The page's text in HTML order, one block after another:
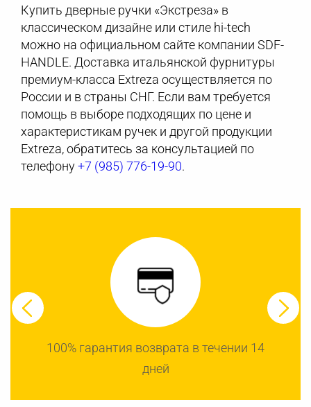
Купить дверные ручки «Экстреза» в
классическом дизайне или стиле hi-tech
можно на официальном сайте компании SDF-
HANDLE. Доставка итальянской фурнитуры
премиум-класса Extreza осуществляется по
России и в страны СНГ. Если вам требуется
помощь в выборе подходящих по цене и
характеристикам ручек и другой продукции
Extreza, обратитесь за консультацией по
телефону+7 (985) 776-19-90.
100% гарантия возврата в течении 14
дней